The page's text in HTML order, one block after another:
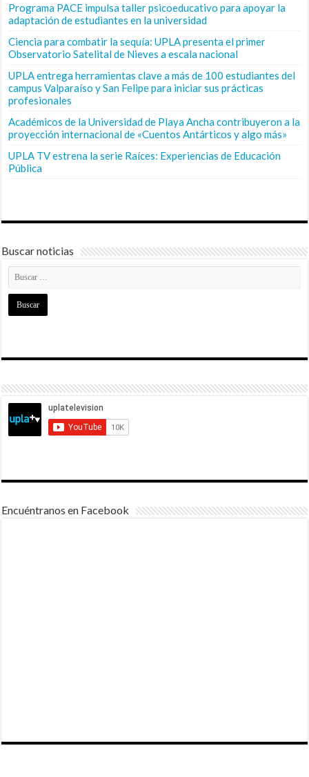
Programa PACE impulsa taller psicoeducativo para apoyar la
adaptación de estudiantes en la universidad
Ciencia para combatir la sequía: UPLA presenta el primer
Observatorio Satelital de Nieves a escala nacional
UPLA entrega herramientas clave a más de 100 estudiantes del
campus Valparaíso y San Felipe para iniciar sus prácticas
profesionales
Académicos de la Universidad de Playa Ancha contribuyeron a la
proyección internacional de «Cuentos Antárticos y algo más»
UPLA TV estrena la serie Raíces: Experiencias de Educación
Pública
Buscar noticias
Encuéntranos en Facebook